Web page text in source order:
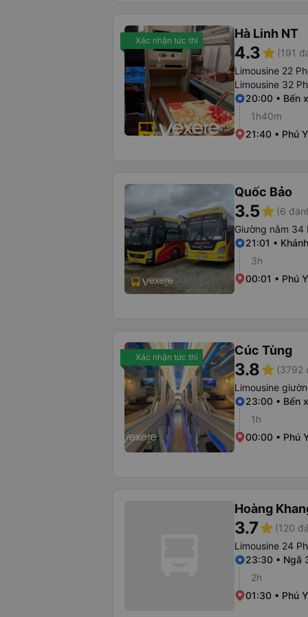
Xác nhận tức thì Hà Linh NT
4.3star (191
Limousine 22
Limousine 32
20:00 • Bến
1h40m
21:40 • Phú
Quốc Bảo
3.5star (6
Giường nằm 34
21:01 •
3h
00:01 • Phú
Xác nhận tức thì Cúc Tùng
3.8star (3792
Limousine
23:00 • Bến
1h
00:00 • Phú
Hoàng
3.7star (120
Limousine 24
23:30 • Ngã
2h
01:30 • Phú